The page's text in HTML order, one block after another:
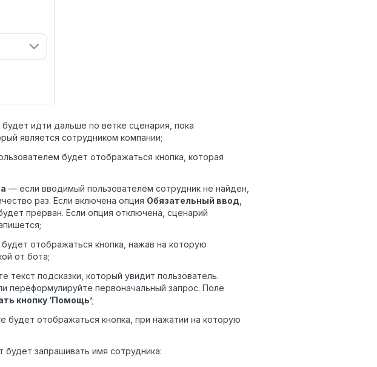
идти дальше по ветке сценария, пока
является сотрудником компании;
будет отображаться кнопка, которая
— если вводимый пользователем сотрудник не найден,
раз. Если включена опция Обязательный ввод
прерван. Если опция отключена, сценарий
отображаться кнопка, нажав на которую
от бота;
текст подсказки, который увидит пользователь.
переформулируйте первоначальный запрос. Поле
кнопку ‘Помощь’;
будет отображаться кнопка, при нажатии на которую
запрашивать имя сотрудника: